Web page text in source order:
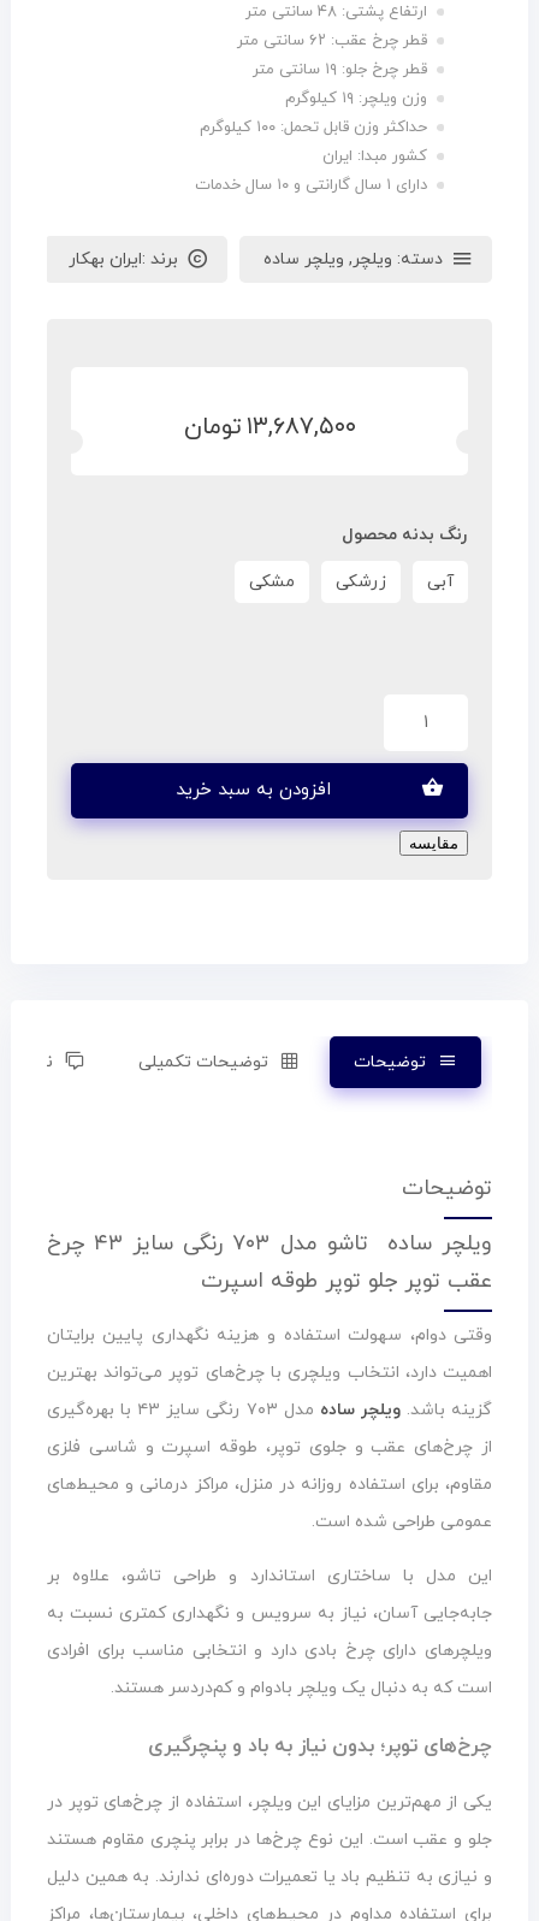
ارتفاع پشتی: ۴۸ سانتی متر
قطر چرخ عقب: ۶۲ سانتی متر
قطر چرخ جلو: ۱۹ سانتی متر
وزن ویلچر: ۱۹ کیلوگرم
حداکثر وزن قابل تحمل: ۱۰۰ کیلوگرم
کشور مبدا: ایران
دارای ۱ سال گارانتی و ۱۰ سال خدمات
دسته: ویلچر, ویلچر ساده برند :ایران بهکار
۱۳,۶۸۷,۵۰۰ تومان
رنگ بدنه محصول
آبی زرشکی مشکی
افزودن به سبد خرید
مقایسه
توضیحات توضیحات تکمیلی نظرات (۰)
توضیحات
ویلچر ساده تاشو مدل ۷۰۳ رنگی سایز ۴۳ چرخ
عقب توپر جلو توپر طوقه اسپرت
وقتی دوام، سهولت استفاده و هزینه نگهداری پایین برایتان
اهمیت دارد، انتخاب ویلچری با چرخ‌های توپر می‌تواند بهترین
گزینه باشد.ویلچر ساده
مدل ۷۰۳ رنگی سایز ۴۳ با بهره‌گیری
از چرخ‌های عقب و جلوی توپر، طوقه اسپرت و شاسی فلزی
مقاوم، برای استفاده روزانه در منزل، مراکز درمانی و محیط‌های
عمومی طراحی شده است.
این مدل با ساختاری استاندارد و طراحی تاشو، علاوه بر
جابه‌جایی آسان، نیاز به سرویس و نگهداری کمتری نسبت به
ویلچرهای دارای چرخ بادی دارد و انتخابی مناسب برای افرادی
است که به دنبال یک ویلچر بادوام و کم‌دردسر هستند.
چرخ‌های توپر؛ بدون نیاز به باد و پنچرگیری
یکی از مهم‌ترین مزایای این ویلچر، استفاده از چرخ‌های توپر در
جلو و عقب است. این نوع چرخ‌ها در برابر پنچری مقاوم هستند
و نیازی به تنظیم باد یا تعمیرات دوره‌ای ندارند. به همین دلیل
برای استفاده مداوم در محیط‌های داخلی، بیمارستان‌ها، مراکز